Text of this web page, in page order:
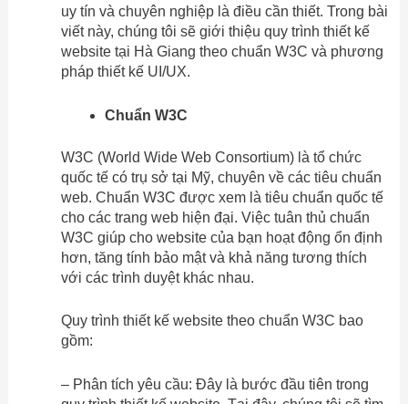
uy tín và chuyên nghiệp là điều cần thiết. Trong bài
viết này, chúng tôi sẽ giới thiệu quy trình thiết kế
website tại Hà Giang theo chuẩn W3C và phương
pháp thiết kế UI/UX.
Chuẩn W3C
W3C (World Wide Web Consortium) là tổ chức
quốc tế có trụ sở tại Mỹ, chuyên về các tiêu chuẩn
web. Chuẩn W3C được xem là tiêu chuẩn quốc tế
cho các trang web hiện đại. Việc tuân thủ chuẩn
W3C giúp cho website của bạn hoạt động ổn định
hơn, tăng tính bảo mật và khả năng tương thích
với các trình duyệt khác nhau.
Quy trình thiết kế website theo chuẩn W3C bao
gồm:
– Phân tích yêu cầu: Đây là bước đầu tiên trong